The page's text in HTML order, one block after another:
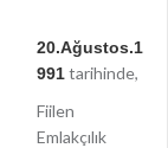
20.Ağustos.1
991tarihinde,
Fiilen
Emlakçılık